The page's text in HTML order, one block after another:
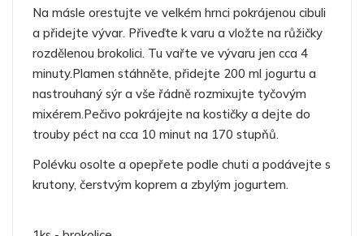
Na másle orestujte ve velkém hrnci pokrájenou cibuli
a přidejte vývar. Přiveďte k varu a vložte na růžičky
rozdělenou brokolici. Tu vařte ve vývaru jen cca 4
minuty.Plamen stáhněte, přidejte 200 ml jogurtu a
nastrouhaný sýr a vše řádně rozmixujte tyčovým
mixérem.Pečivo pokrájejte na kostičky a dejte do
trouby péct na cca 10 minut na 170 stupňů.
Polévku osolte a opepřete podle chuti a podávejte s
krutony, čerstvým koprem a zbylým jogurtem.